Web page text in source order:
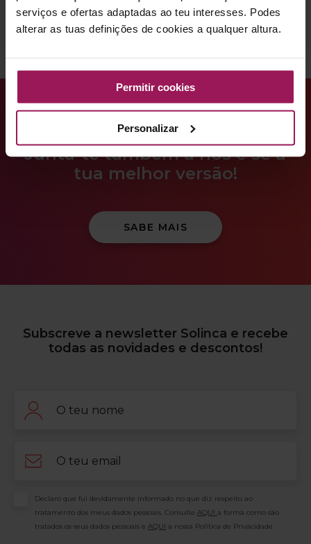
serviços e ofertas adaptadas ao teu interesses. Podes
alterar as tuas definições de cookies a qualquer altura.
Permitir cookies
Personalizar
Mais de 110.000 sócios confiam na Solinca para
terem uma vida mais ativa e saudável.
Junta-te também a nós e sê a
tua melhor versão!
SABE MAIS
Subscreve a newsletter Solinca e recebe
todas as novidades e descontos!
Consentimento
Declaro que fui devidamente informado no que diz respeito ao
tratamento dos meus dados pessoais. Consulte AQUI a forma como são
tratados os seus dados pessoais e AQUI a nossa Política de Privacidade.